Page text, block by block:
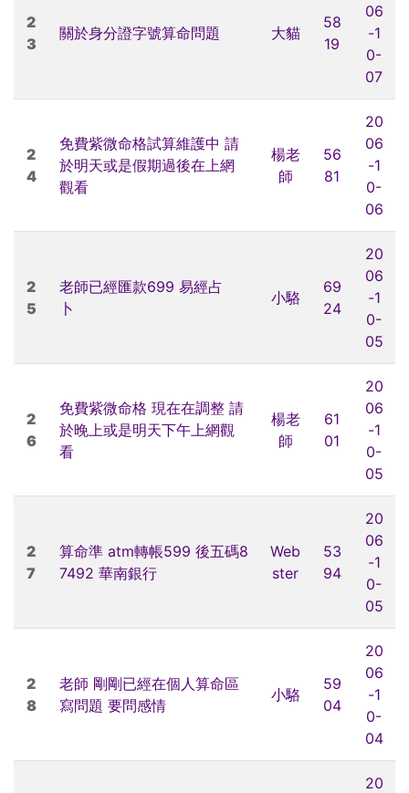
2
3
關於身分證字號算命問題 大貓
58
19
06
-1
0-
07
2
4
免費紫微命格試算維護中 請
於明天或是假期過後在上網
觀看
楊老
師
56
81
20
06
-1
0-
06
2
5
老師已經匯款699 易經占
卜
小駱
69
24
20
06
-1
0-
05
2
6
免費紫微命格 現在在調整 請
於晚上或是明天下午上網觀
看
楊老
師
61
01
20
06
-1
0-
05
2
7
算命準 atm轉帳599 後五碼8
7492 華南銀行
Web
ster
53
94
20
06
-1
0-
05
2
8
老師 剛剛已經在個人算命區
寫問題 要問感情
小駱
59
04
20
06
-1
0-
04
20